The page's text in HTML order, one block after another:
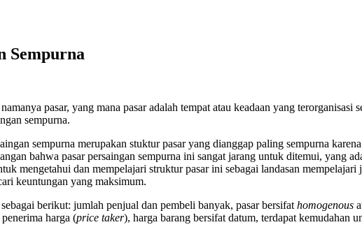
Sempurna
pasar, yang mana pasar adalah tempat atau keadaan yang
sempurna.
sempurna merupakan stuktur pasar yang dianggap paling sempurna
bahwa pasar persaingan sempurna ini sangat jarang untuk ditemui, yang
mengetahui dan mempelajari struktur pasar ini sebagai landasan
keuntungan yang maksimum.
berikut: jumlah penjual dan pembeli banyak, pasar bersifat homogenous
harga (price taker), harga barang bersifat datum, terdapat kemudahan